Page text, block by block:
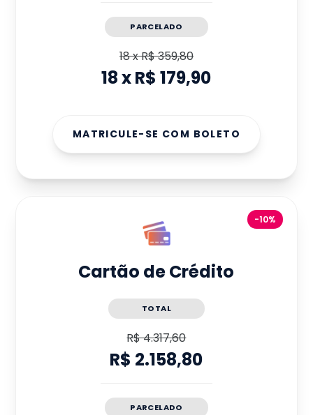
PARCELADO
18xR$ 359,80
18xR$ 179,90
MATRICULE-SE COM BOLETO
-10%
Cartão de Crédito
TOTAL
R$ 4.317,60
R$ 2.158,80
PARCELADO